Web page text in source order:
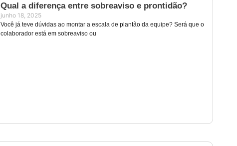
Qual a diferença entre sobreaviso e prontidão?
junho 18, 2025
Você já teve dúvidas ao montar a escala de plantão da equipe? Será que o
colaborador está em sobreaviso ou